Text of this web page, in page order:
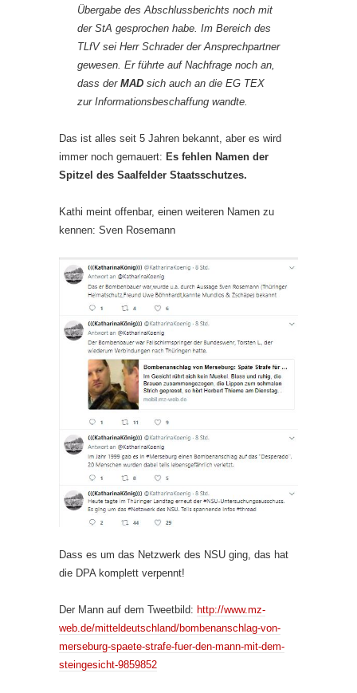
Übergabe des Abschlussberichts noch mit
der StA gesprochen habe. Im Bereich des
TLfV sei Herr Schrader der Ansprechpartner
gewesen. Er führte auf Nachfrage noch an,
dass der MAD sich auch an die EG TEX
zur Informationsbeschaffung wandte.
Das ist alles seit 5 Jahren bekannt, aber es wird
immer noch gemauert: Es fehlen Namen der
Spitzel des Saalfelder Staatsschutzes.
Kathi meint offenbar, einen weiteren Namen zu
kennen: Sven Rosemann
Dass es um das Netzwerk des NSU ging, das hat
die DPA komplett verpennt!
Der Mann auf dem Tweetbild: http://www.mz-
web.de/mitteldeutschland/bombenanschlag-von-
merseburg-spaete-strafe-fuer-den-mann-mit-dem-
steingesicht-9859852